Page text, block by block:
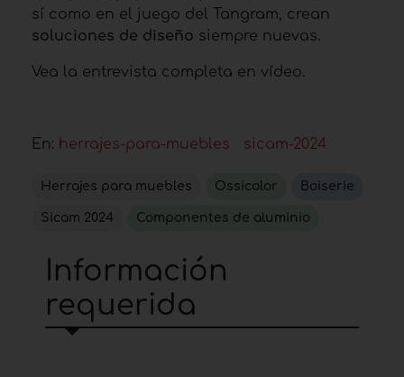
sí como en el juego del Tangram, crean
soluciones de diseño siempre nuevas.
Vea la entrevista completa en vídeo.
En: herrajes-para-muebles sicam-2024
Herrajes para muebles Ossicolor Boiserie
Sicam 2024 Componentes de aluminio
Información
requerida